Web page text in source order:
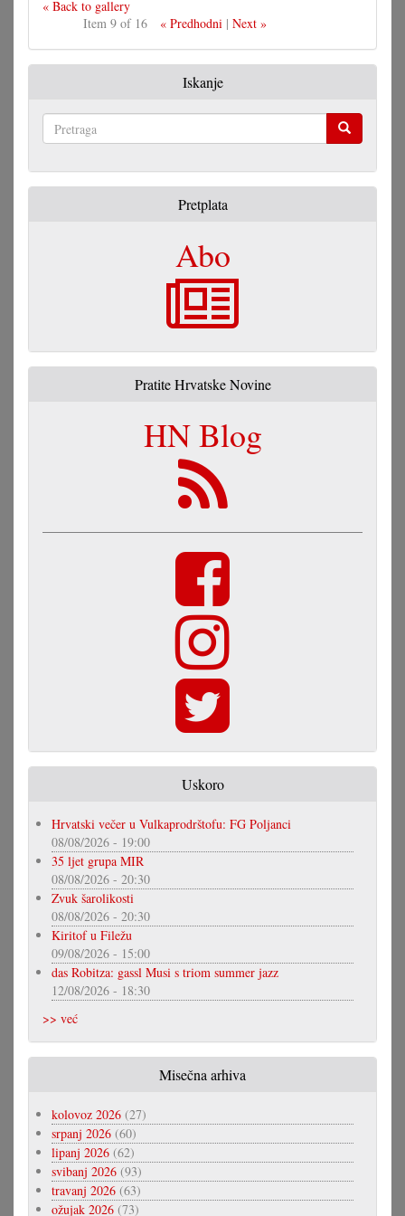
« Back to gallery
Item 9 of 16
« Predhodni| Next »
Iskanje
Pretplata
Abo
Pratite Hrvatske Novine
HN Blog
Uskoro
Hrvatski večer u Vulkaprodrštofu: FG Poljanci
08/08/2026 - 19:00
35 ljet grupa MIR
08/08/2026 - 20:30
Zvuk šarolikosti
08/08/2026 - 20:30
Kiritof u Filežu
09/08/2026 - 15:00
das Robitza: gassl Musi s triom summer jazz
12/08/2026 - 18:30
>> već
Misečna arhiva
kolovoz 2026 (27)
srpanj 2026 (60)
lipanj 2026 (62)
svibanj 2026 (93)
travanj 2026 (63)
ožujak 2026 (73)